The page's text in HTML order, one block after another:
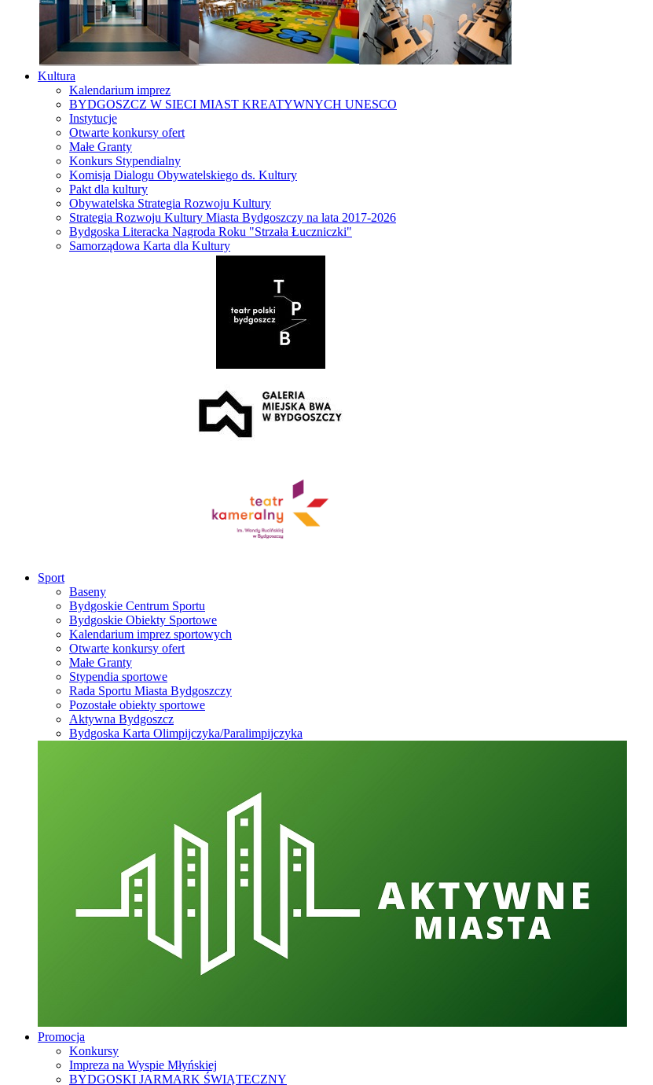
Kultura
Kalendarium imprez
BYDGOSZCZ W SIECI MIAST KREATYWNYCH UNESCO
Instytucje
Otwarte konkursy ofert
Małe Granty
Konkurs Stypendialny
Komisja Dialogu Obywatelskiego ds. Kultury
Pakt dla kultury
Obywatelska Strategia Rozwoju Kultury
Strategia Rozwoju Kultury Miasta Bydgoszczy na lata 2017-2026
Bydgoska Literacka Nagroda Roku "Strzała Łuczniczki"
Samorządowa Karta dla Kultury
Sport
Baseny
Bydgoskie Centrum Sportu
Bydgoskie Obiekty Sportowe
Kalendarium imprez sportowych
Otwarte konkursy ofert
Małe Granty
Stypendia sportowe
Rada Sportu Miasta Bydgoszczy
Pozostałe obiekty sportowe
Aktywna Bydgoszcz
Bydgoska Karta Olimpijczyka/Paralimpijczyka
Promocja
Konkursy
Impreza na Wyspie Młyńskiej
BYDGOSKI JARMARK ŚWIĄTECZNY